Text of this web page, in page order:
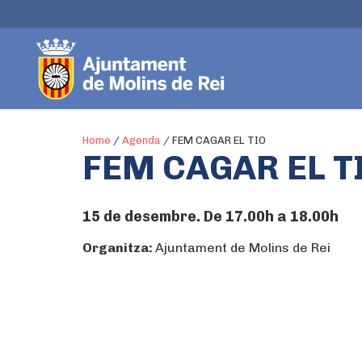
Home / Agenda / FEM CAGAR EL TIO
FEM CAGAR EL
15 de desembre. De 17.00h a 18.00h
Organitza: Ajuntament de Molins de Rei